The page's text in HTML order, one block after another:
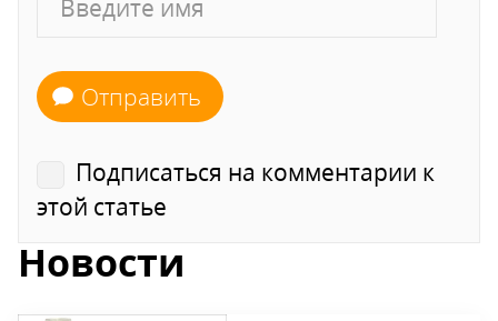
Отправить
Подписаться на комментарии к
этой статье
Новости